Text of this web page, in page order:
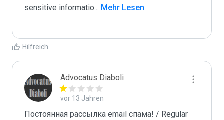
sensitive informatio... Mehr Lesen
Hilfreich
Advocatus Diaboli
vor 13 Jahren
Постоянная рассылка email спама! / Regular